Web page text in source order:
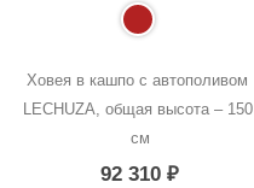
Ховея в кашпо с автополивом
LECHUZA, общая высота – 150
см
92 310₽